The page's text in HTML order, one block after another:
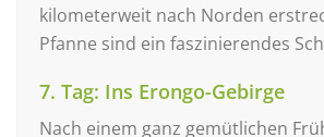
kilometerweit nach Norden
Pfanne sind ein faszinierendes
7. Tag: Ins Erongo-Gebirge
Nach einem ganz gemütlichen